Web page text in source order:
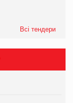
Всі тендери